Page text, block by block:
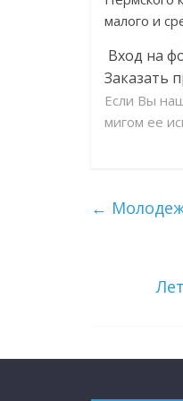
малого и
Вход на
Заказать
Если Вы
мигом ее
←